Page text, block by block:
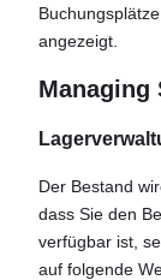
angezeigt.
Managing
Der Bestand
dass Sie den
verfügbar ist,
auf folgende